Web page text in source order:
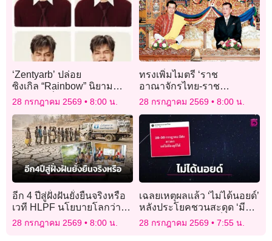
‘Zentyarb’ ปล่อย
ซิงเกิล “Rainbow” นิยาม
ความรักที่ถ่ายทอดอารมณ์
ความสัมพันธ์ยุคใหม่
28 กรกฎาคม 2569 8:00 น.
ทรงเพิ่มไมตรี ‘ราช
อาณาจักรไทย-ราช
อาณาจักรภูฏาน’
28 กรกฎาคม 2569 8:00 น.
อีก 4 ปีสู่ฝั่งฝันยั่งยืนจริงหรือ
เวที HLPF นโยบายโลกว่า
อย่างไร
28 กรกฎาคม 2569 8:00 น.
เฉลยเหตุผลแล้ว ‘ไม่ได้นอยด์’
หลังประโยคชวนสะดุด ‘มีฝน
ดาวตก แต่ไม่ต้องดูก็ได้’
28 กรกฎาคม 2569 7:55 น.